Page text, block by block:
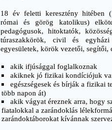
18 év feletti keresztény hitében
római és görög katolikus)
pedagógusok, hitoktatók,
túraszakkörök, civil és egyházi
egyesületek, körök vezetői,
akik ifjúsággal foglalkoznak
akiknek jó fizikai kondíciójuk
egészségesek és bírják a fizikai
több napon át)
akik vágyat éreznek arra, hogy
fiatalokkal a zarándoklás
zarándoktáborokat kívánnak